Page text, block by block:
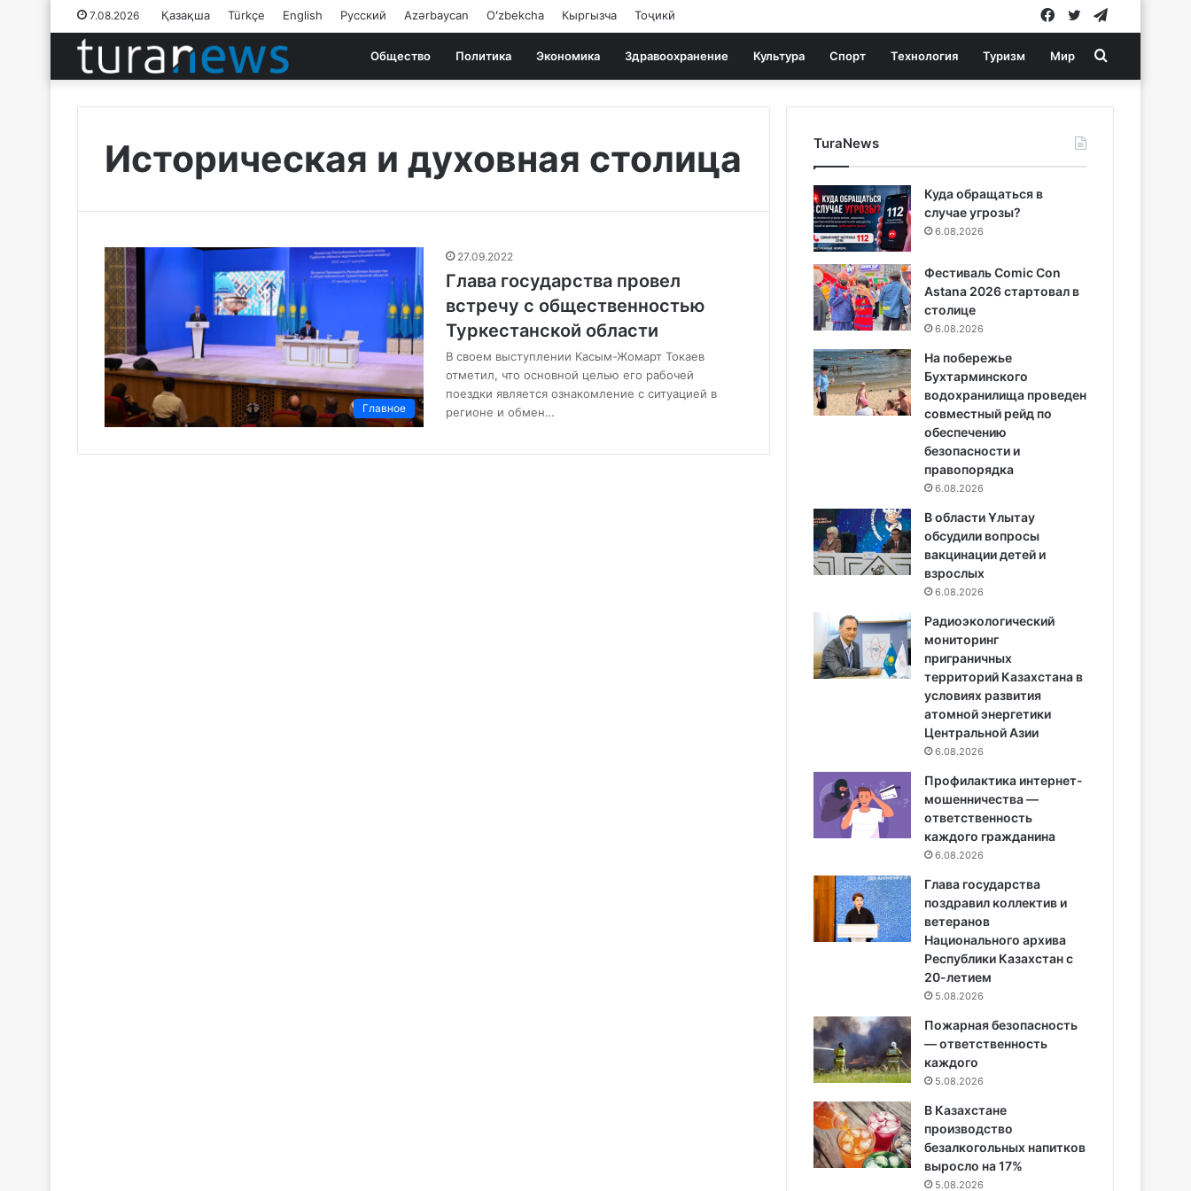
7.08.2026 Қазақша Türkçe English Русский Azərbaycan Oʻzbekcha Кыргызча Тоҷикӣ Twitter
Facebook
Общество Политика Экономика Здравоохранение Культура Спорт Технология Туризм Мир Search
for
Историческая и духовная столица
Главное
27.09.2022
Глава государства провел
встречу с общественностью
Туркестанской области
В своем выступлении Касым-Жомарт Токаев
отметил, что основной целью его рабочей
поездки является ознакомление с ситуацией в
регионе и обмен…
TuraNews
Куда обращаться в
случае угрозы?
6.08.2026
Фестиваль Comic Con
Astana 2026 стартовал в
столице
6.08.2026
На побережье
Бухтарминского
водохранилища проведен
совместный рейд по
обеспечению
безопасности и
правопорядка
6.08.2026
В области Ұлытау
обсудили вопросы
вакцинации детей и
взрослых
6.08.2026
Радиоэкологический
мониторинг
приграничных
территорий Казахстана в
условиях развития
атомной энергетики
Центральной Азии
6.08.2026
Профилактика интернет-
мошенничества —
ответственность
каждого гражданина
6.08.2026
Глава государства
поздравил коллектив и
ветеранов
Национального архива
Республики Казахстан с
20-летием
5.08.2026
Пожарная безопасность
— ответственность
каждого
5.08.2026
В Казахстане
производство
безалкогольных напитков
выросло на 17%
5.08.2026